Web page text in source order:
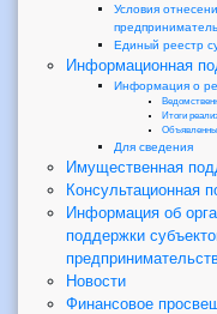
Условия
Единый реестр
Информационная
Информация о
Итоги
Для сведения
Имущественная
Консультационная
Информация об
поддержки
Новости
Финансовое